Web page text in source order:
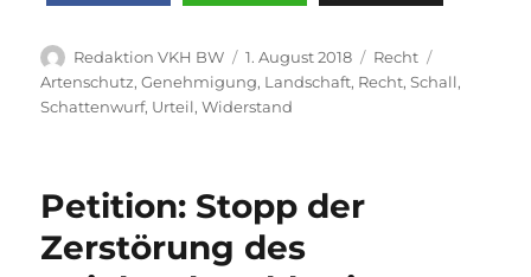
Autor
Redaktion VKH BW
Veröffentlicht
am
1. August 2018 Kategorien
Recht
Artenschutz,Genehmigung, Landschaft, Recht,Schall,
Schattenwurf, Urteil,Widerstand
Petition: Stopp der
Zerstörung des